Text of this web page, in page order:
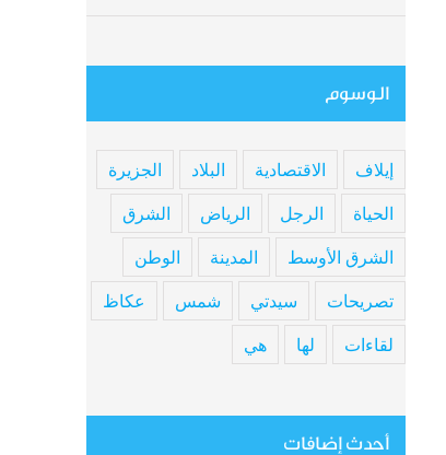
الوسوم
إيلاف الاقتصادية البلاد الجزيرة
الحياة الرجل الرياض الشرق
الشرق الأوسط المدينة الوطن
تصريحات سيدتي شمس عكاظ
لقاءات لها هي
أحدث إضافات